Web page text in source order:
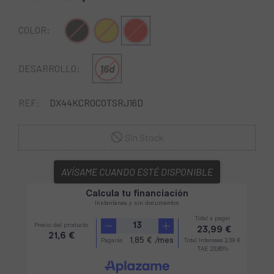
COLOR: Negro
DESARROLLO: 16d
REF: DX44KCROCOTSRJ16D
AVÍSAME CUANDO ESTÉ DISPONIBLE